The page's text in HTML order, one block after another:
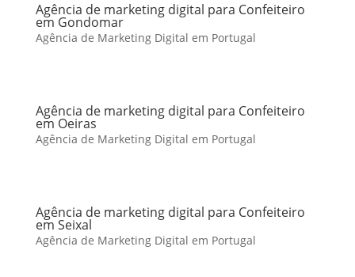
Agência de marketing digital para Confeiteiro
em Gondomar
Agência de Marketing Digital em Portugal
Agência de marketing digital para Confeiteiro
em Oeiras
Agência de Marketing Digital em Portugal
Agência de marketing digital para Confeiteiro
em Seixal
Agência de Marketing Digital em Portugal